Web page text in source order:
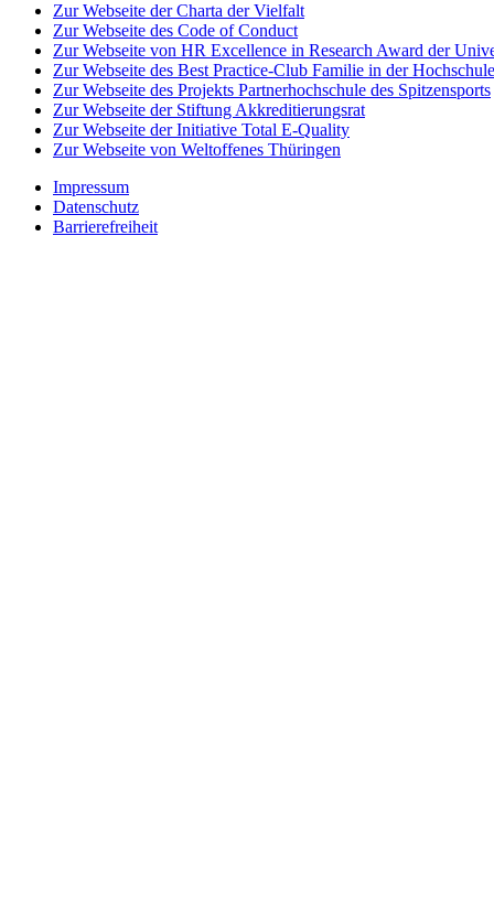
Zur Webseite der Charta der Vielfalt
Zur Webseite des Code of Conduct
Zur Webseite von HR Excellence in Research Award der
Zur Webseite des Best Practice-Club Familie in der Hochschule
Zur Webseite des Projekts Partnerhochschule des Spitzensports
Zur Webseite der Stiftung Akkreditierungsrat
Zur Webseite der Initiative Total E-Quality
Zur Webseite von Weltoffenes Thüringen
Impressum
Datenschutz
Barrierefreiheit